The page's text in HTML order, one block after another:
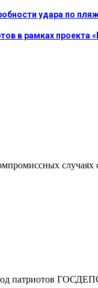
удара по
в рамках проекта
случаях
патриотов